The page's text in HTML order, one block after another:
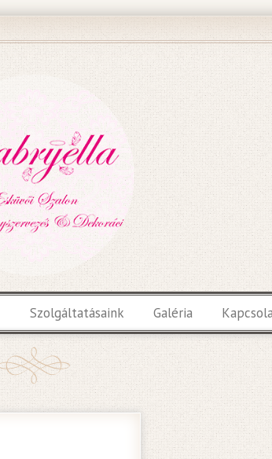
Szolgáltatásaink Galéria